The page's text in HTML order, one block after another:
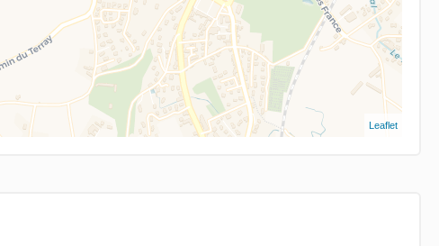
Leaflet